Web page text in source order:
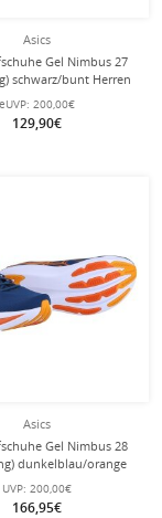
Asics
Gel Nimbus 27
schwarz/bunt Herren
eUVP: 200,00€
129,90€
Asics
Gel Nimbus 28
dunkelblau/orange
Herren
UVP: 200,00€
166,95€